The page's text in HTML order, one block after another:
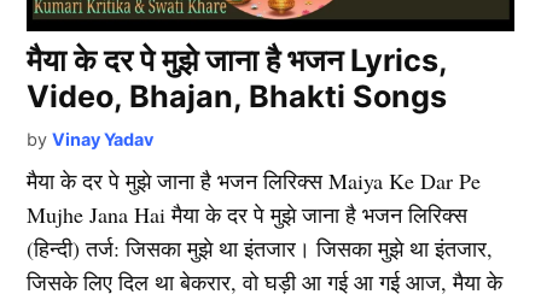
मैया के दर पे मुझे जाना है भजन Lyrics,
Video, Bhajan, Bhakti Songs
by Vinay Yadav
मैया के दर पे मुझे जाना है भजन लिरिक्स Maiya Ke Dar Pe
Mujhe Jana Hai मैया के दर पे मुझे जाना है भजन लिरिक्स
(हिन्दी) तर्ज: जिसका मुझे था इंतजार। जिसका मुझे था इंतजार,
जिसके लिए दिल था बेकरार, वो घड़ी आ गई आ गई आज, मैया के